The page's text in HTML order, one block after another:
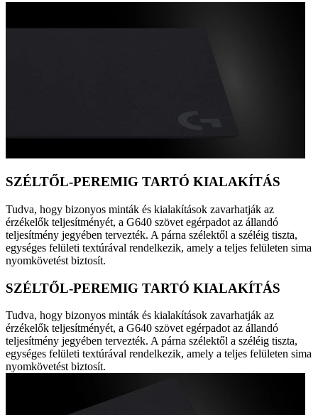
SZÉLTŐL-PEREMIG TARTÓ KIALAKÍTÁS
Tudva, hogy bizonyos minták és kialakítások zavarhatják az
érzékelők teljesítményét, a G640 szövet egérpadot az állandó
teljesítmény jegyében tervezték. A párna szélektől a széléig tiszta,
egységes felületi textúrával rendelkezik, amely a teljes felületen sima
nyomkövetést biztosít.
SZÉLTŐL-PEREMIG TARTÓ KIALAKÍTÁS
Tudva, hogy bizonyos minták és kialakítások zavarhatják az
érzékelők teljesítményét, a G640 szövet egérpadot az állandó
teljesítmény jegyében tervezték. A párna szélektől a széléig tiszta,
egységes felületi textúrával rendelkezik, amely a teljes felületen sima
nyomkövetést biztosít.